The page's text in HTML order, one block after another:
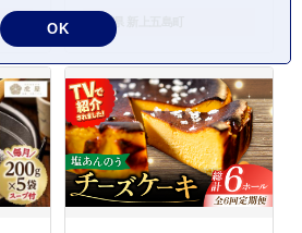
長崎県 新上五島町
OK